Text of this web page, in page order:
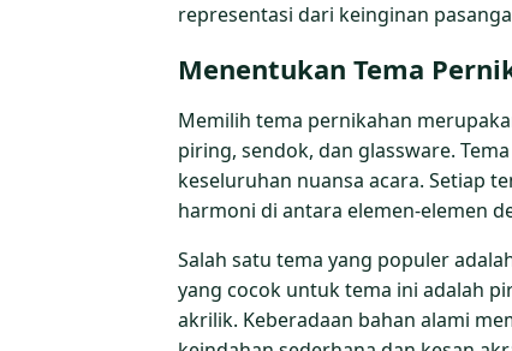
representasi dari keinginan
Menentukan Tema
Memilih tema pernikahan
piring, sendok, dan glassware.
keseluruhan nuansa acara. Setiap
harmoni di antara elemen-elemen
Salah satu tema yang populer
yang cocok untuk tema ini adalah
akrilik. Keberadaan bahan alami